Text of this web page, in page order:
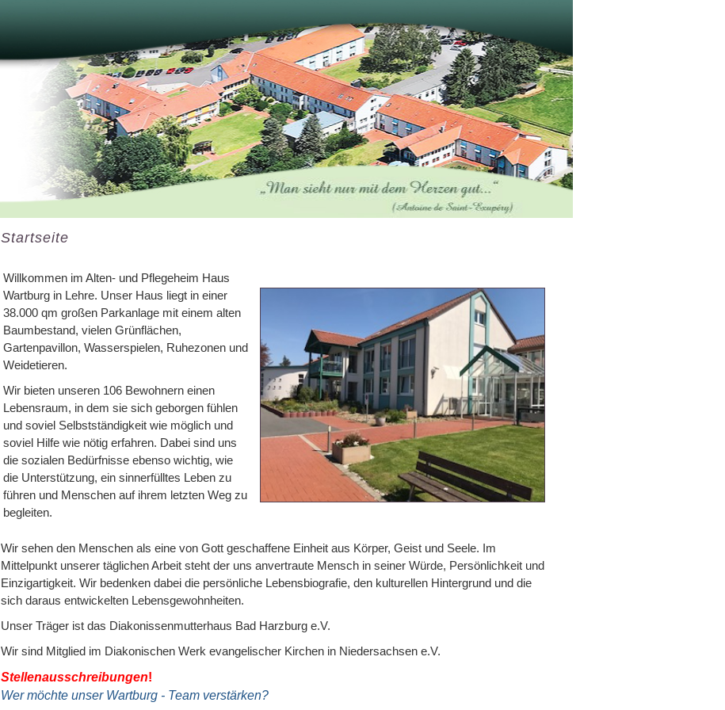
Startseite
Willkommen im Alten- und Pflegeheim Haus
Wartburg in Lehre. Unser Haus liegt in einer
38.000 qm großen Parkanlage mit einem alten
Baumbestand, vielen Grünflächen,
Gartenpavillon, Wasserspielen, Ruhezonen und
Weidetieren.
Wir bieten unseren 106 Bewohnern einen
Lebensraum, in dem sie sich geborgen fühlen
und soviel Selbstständigkeit wie möglich und
soviel Hilfe wie nötig erfahren. Dabei sind uns
die sozialen Bedürfnisse ebenso wichtig, wie
die Unterstützung, ein sinnerfülltes Leben zu
führen und Menschen auf ihrem letzten Weg zu
begleiten.
Wir sehen den Menschen als eine von Gott geschaffene Einheit aus Körper, Geist und Seele. Im
Mittelpunkt unserer täglichen Arbeit steht der uns anvertraute Mensch in seiner Würde, Persönlichkeit und
Einzigartigkeit. Wir bedenken dabei die persönliche Lebensbiografie, den kulturellen Hintergrund und die
sich daraus entwickelten Lebensgewohnheiten.
Unser Träger ist das Diakonissenmutterhaus Bad Harzburg e.V.
Wir sind Mitglied im Diakonischen Werk evangelischer Kirchen in Niedersachsen e.V.
Stellenausschreibungen!
Wer möchte unser Wartburg - Team verstärken?